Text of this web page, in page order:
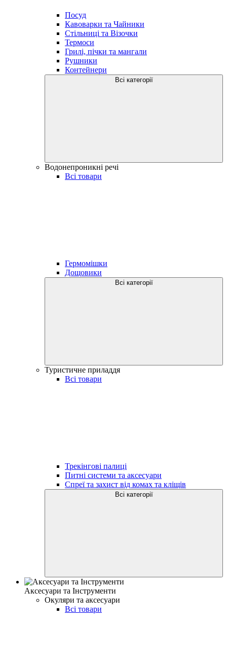
Посуд
Кавоварки та Чайники
Стільниці та Візочки
Термоси
Грилі, пічки та мангали
Рушники
Контейнери
Всі категорії
Водонепроникні речі
Всі товари
Гермомішки
Дощовики
Всі категорії
Туристичне приладдя
Всі товари
Трекінгові палиці
Питні системи та аксесуари
Спреї та захист від комах та кліщів
Всі категорії
Аксесуари та Інструменти
Окуляри та аксесуари
Всі товари